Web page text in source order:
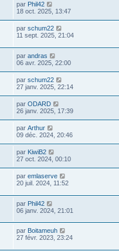
par Phil42
18 oct. 2025, 13:47
par schum22
11 sept. 2025, 21:04
par andras
06 avr. 2025, 22:00
par schum22
27 janv. 2025, 22:14
par ODARD
26 janv. 2025, 17:39
par Arthur
09 déc. 2024, 20:46
par KiwiB2
27 oct. 2024, 00:10
par emlaserve
20 juil. 2024, 11:52
par Phil42
06 janv. 2024, 21:01
par Boitameuh
27 févr. 2023, 23:24